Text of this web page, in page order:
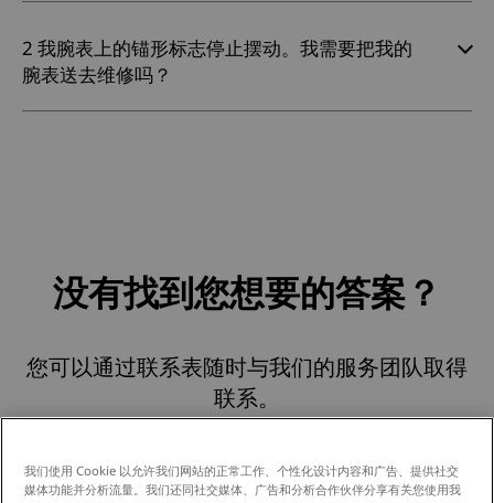
2 我腕表上的锚形标志停止摆动。我需要把我的
腕表送去维修吗？
没有找到您想要的答案？
您可以通过联系表随时与我们的服务团队取得
联系。
我们使用 Cookie 以允许我们网站的正常工作、个性化设计内容和广告、提供社交
媒体功能并分析流量。我们还同社交媒体、广告和分析合作伙伴分享有关您使用我